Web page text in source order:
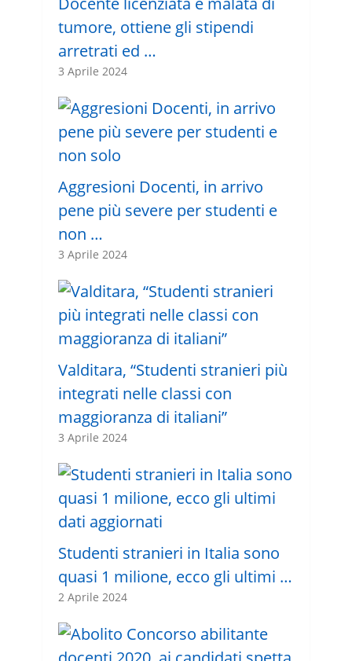
tumore, ottiene gli stipendi
arretrati ed …
3 Aprile 2024
Aggresioni Docenti, in arrivo
pene più severe per studenti e
non …
3 Aprile 2024
Valditara, “Studenti stranieri più
integrati nelle classi con
maggioranza di italiani”
3 Aprile 2024
Studenti stranieri in Italia sono
quasi 1 milione, ecco gli ultimi …
2 Aprile 2024